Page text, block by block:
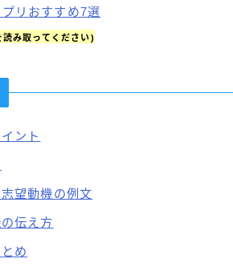
リおすすめ7選
み取ってください)
ント
望動機の例文
伝え方
め